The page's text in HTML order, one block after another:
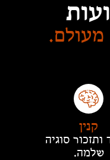
מעולם.
קנין
סוגיה
שלמה.